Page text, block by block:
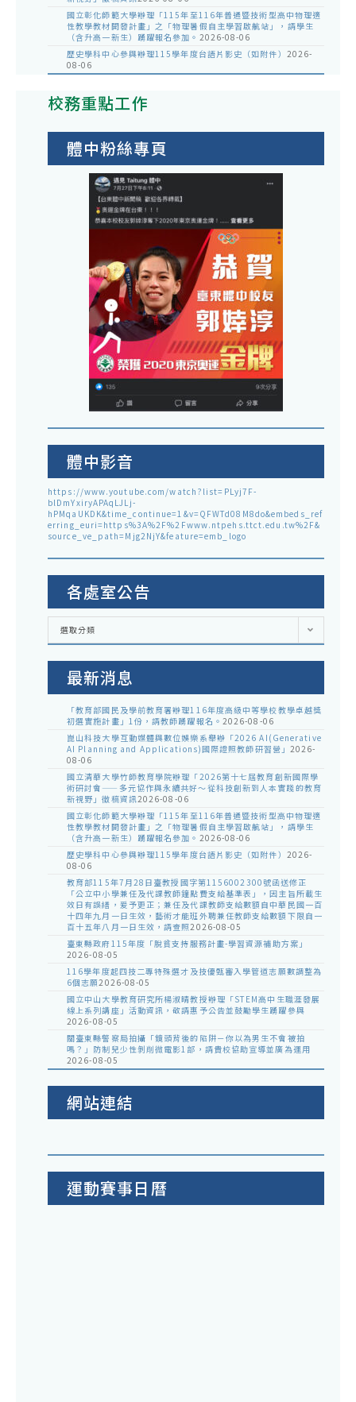
國立彰化師範大學辦理「115年至116年普通暨技術型高中物理適
性教學教材開發計畫」之「物理暑假自主學習啟航站」，請學生
（含升高一新生）踴躍報名參加。 2026-08-06
歷史學科中心參與辦理115學年度台語片影史（如附件） 2026-
08-06
校務重點工作
體中粉絲專頁
體中影音
https://www.youtube.com/watch?list=PLyj7F-
blDmYxiryAPAqLJLj-
hPMqaUKDK&time_continue=1&v=QFWTd08M8do&embeds_ref
erring_euri=https%3A%2F%2Fwww.ntpehs.ttct.edu.tw%2F&
source_ve_path=Mjg2NjY&feature=emb_logo
各處室公告
各
室
選取分類
最新消息
「教育部國民及學前教育署辦理116年度高級中等學校教學卓越獎
初選實施計畫」1份，請教師踴躍報名。 2026-08-06
崑山科技大學互動媒體與數位娛樂系舉辦「2026 AI(Generative
AI Planning and Applications)國際證照教師研習營」 2026-
08-06
國立清華大學竹師教育學院辦理「2026第十七屆教育創新國際學
術研討會——多元協作與永續共好～從科技創新到人本實踐的教育
新視野」徵稿資訊2026-08-06
國立彰化師範大學辦理「115年至116年普通暨技術型高中物理適
性教學教材開發計畫」之「物理暑假自主學習啟航站」，請學生
（含升高一新生）踴躍報名參加。 2026-08-06
歷史學科中心參與辦理115學年度台語片影史（如附件） 2026-
08-06
教育部115年7月28日臺教授國字第1156002300號函送修正
「公立中小學兼任及代課教師鐘點費支給基準表」，因主旨所載生
效日有誤繕，爰予更正；兼任及代課教師支給數額自中華民國一百
十四年九月一日生效，藝術才能班外聘兼任教師支給數額下限自一
百十五年八月一日生效，請查照2026-08-05
臺東縣政府115年度「脫貧支持服務計畫-學習資源補助方案」
2026-08-05
116學年度起四技二專特殊選才及技優甄審入學管道志願數調整為
6個志願2026-08-05
國立中山大學教育研究所楊淑晴教授辦理「STEM高中生職涯發展
線上系列講座」活動資訊，敬請惠予公告並鼓勵學生踴躍參與
2026-08-05
關臺東縣警察局拍攝「鏡頭背後的陷阱－你以為男生不會被拍
嗎？」防制兒少性剝削微電影1部，請貴校協助宣導並廣為運用
2026-08-05
網站連結
運動賽事日曆